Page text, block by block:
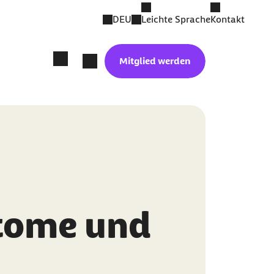
DEU Leichte SpracheKontakt
Mitglied werden
und